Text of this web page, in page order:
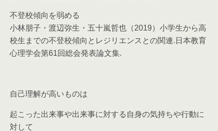
不登校傾向を弱める
小林朋子・渡辺弥生・五十嵐哲也（2019）小学生から高
校生までの不登校傾向とレジリエンスとの関連.日本教育
心理学会第61回総会発表論文集.
自己理解が高いものは
起こった出来事や出来事に対する自身の気持ちや行動に
対して